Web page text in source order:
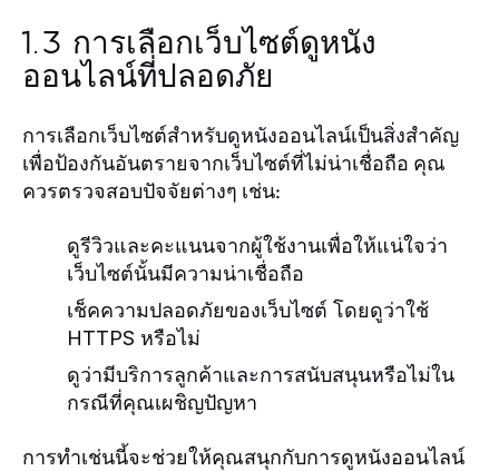
1.3 การเลือกเว็บไซต์ดูหนัง
ออนไลน์ที่ปลอดภัย
การเลือกเว็บไซต์สำหรับดูหนังออนไลน์เป็นสิ่งสำคัญ
เพื่อป้องกันอันตรายจากเว็บไซต์ที่ไม่น่าเชื่อถือ คุณ
ควรตรวจสอบปัจจัยต่างๆ เช่น:
ดูรีวิวและคะแนนจากผู้ใช้งานเพื่อให้แน่ใจว่า
เว็บไซต์นั้นมีความน่าเชื่อถือ
เช็คความปลอดภัยของเว็บไซต์ โดยดูว่าใช้
HTTPS หรือไม่
ดูว่ามีบริการลูกค้าและการสนับสนุนหรือไม่ใน
กรณีที่คุณเผชิญปัญหา
การทำเช่นนี้จะช่วยให้คุณสนุกกับการดูหนังออนไลน์